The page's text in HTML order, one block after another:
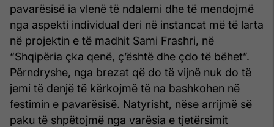
pavarësisë ia vlenë të ndalemi dhe të mendojmë
nga aspekti individual deri në instancat më të larta
në projektin e të madhit Sami Frashri, në
“Shqipëria çka qenë, ç’është dhe çdo të bëhet”.
Përndryshe, nga brezat që do të vijnë nuk do të
jemi të denjë të kërkojmë të na bashkohen në
festimin e pavarësisë. Natyrisht, nëse arrijmë së
paku të shpëtojmë nga varësia e tjetërsimit